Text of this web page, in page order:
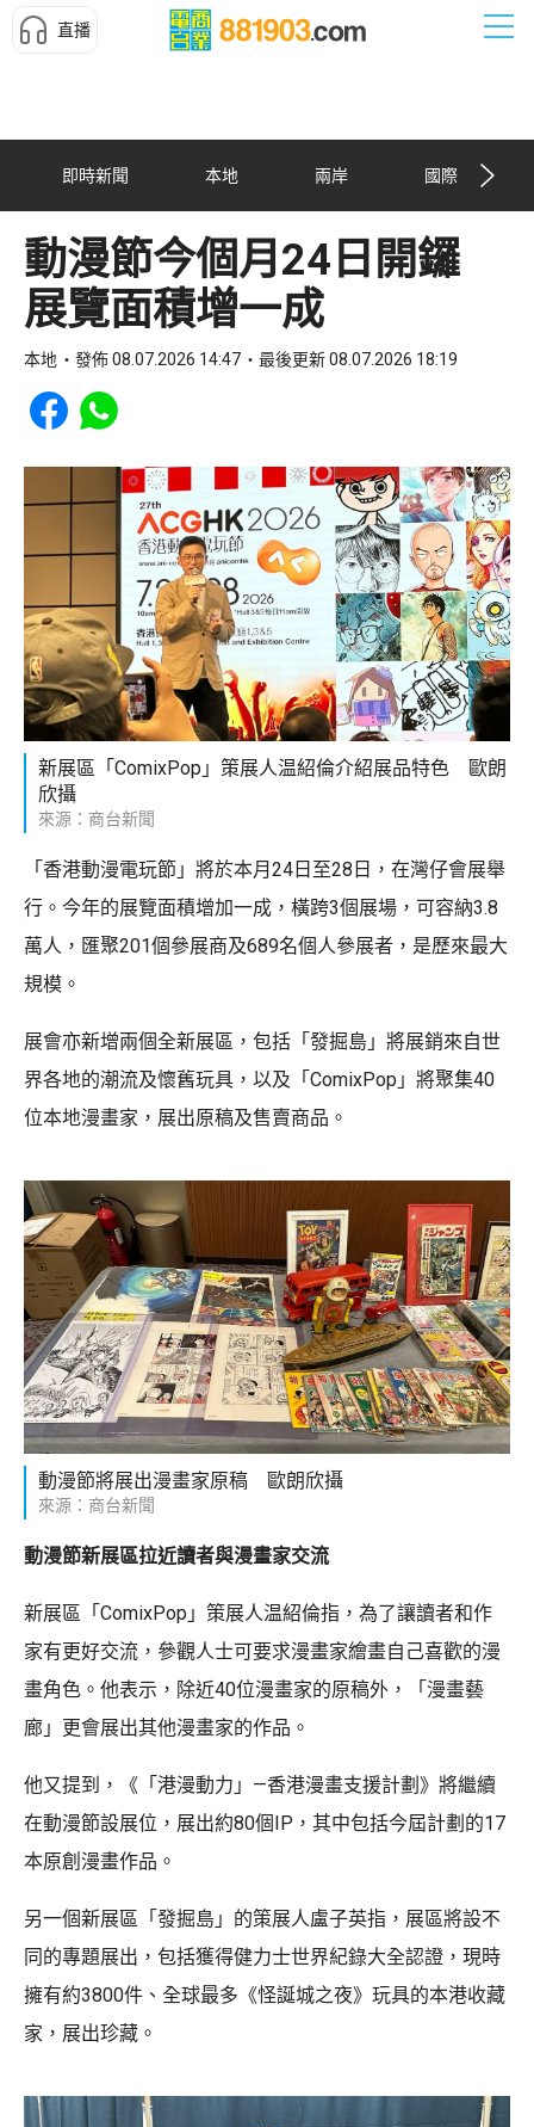
直播
即時新聞 本地 兩岸 國際
動漫節今個月24日開鑼
展覽面積增一成
本地 發佈 08.07.2026 14:47 最後更新 08.07.2026 18:19
Share to Facebook
Share to WhatsApp
新展區「ComixPop」策展人温紹倫介紹展品特色 歐朗
欣攝
來源：商台新聞
「香港動漫電玩節」將於本月24日至28日，在灣仔會展舉
行。今年的展覽面積增加一成，橫跨3個展場，可容納3.8
萬人，匯聚201個參展商及689名個人參展者，是歷來最大
規模。
展會亦新增兩個全新展區，包括「發掘島」將展銷來自世
界各地的潮流及懷舊玩具，以及「ComixPop」將聚集40
位本地漫畫家，展出原稿及售賣商品。
動漫節將展出漫畫家原稿 歐朗欣攝
來源：商台新聞
動漫節新展區拉近讀者與漫畫家交流
新展區「ComixPop」策展人温紹倫指，為了讓讀者和作
家有更好交流，參觀人士可要求漫畫家繪畫自己喜歡的漫
畫角色。他表示，除近40位漫畫家的原稿外，「漫畫藝
廊」更會展出其他漫畫家的作品。
他又提到，《「港漫動力」—香港漫畫支援計劃》將繼續
在動漫節設展位，展出約80個IP，其中包括今屆計劃的17
本原創漫畫作品。
另一個新展區「發掘島」的策展人盧子英指，展區將設不
同的專題展出，包括獲得健力士世界紀錄大全認證，現時
擁有約3800件、全球最多《怪誕城之夜》玩具的本港收藏
家，展出珍藏。